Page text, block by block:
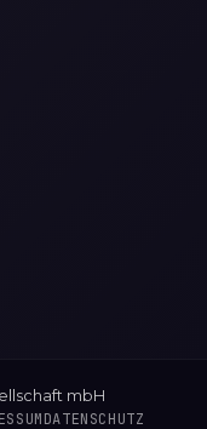
mbH
DATENSCHUTZ